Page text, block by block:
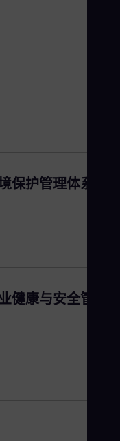
保护管理体系”部
健康与安全管理